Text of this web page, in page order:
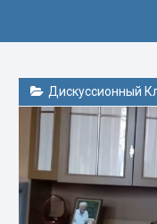
Дискуссионный